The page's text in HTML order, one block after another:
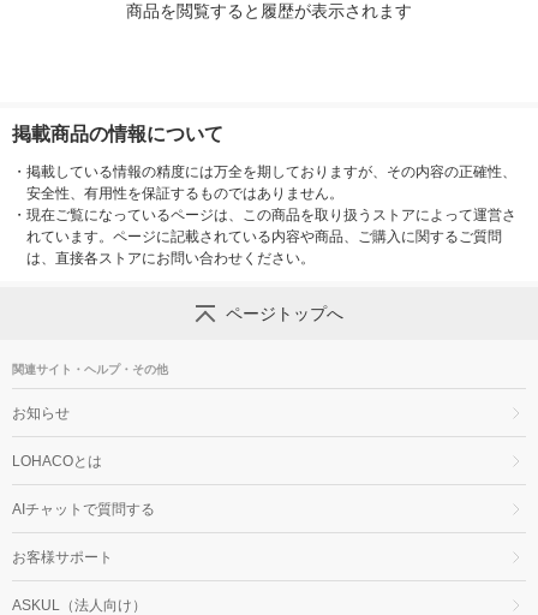
商品を閲覧すると履歴が表示されます
掲載商品の情報について
・ 掲載している情報の精度には万全を期しておりますが、その内容の正確性、
安全性、有用性を保証するものではありません。
・ 現在ご覧になっているページは、この商品を取り扱うストアによって運営さ
れています。ページに記載されている内容や商品、ご購入に関するご質問
は、直接各ストアにお問い合わせください。
ページトップへ
関連サイト・ヘルプ・その他
お知らせ
LOHACOとは
AIチャットで質問する
お客様サポート
ASKUL（法人向け）